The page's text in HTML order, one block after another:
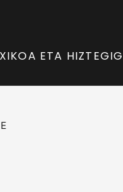
ETA